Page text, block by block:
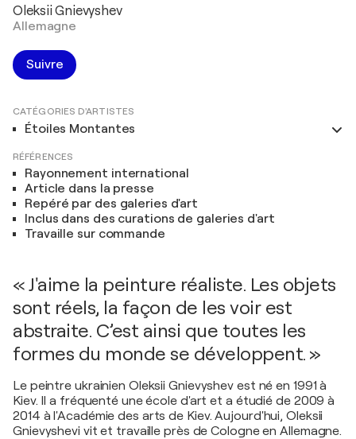
Oleksii Gnievyshev
Allemagne
Suivre
CATÉGORIES D'ARTISTES
Étoiles Montantes
RÉFÉRENCES
Rayonnement international
Article dans la presse
Repéré par des galeries d'art
Inclus dans des curations de galeries d'art
Travaille sur commande
« J'aime la peinture réaliste. Les objets
sont réels, la façon de les voir est
abstraite. C’est ainsi que toutes les
formes du monde se développent. »
Le peintre ukrainien Oleksii Gnievyshev est né en 1991 à
Kiev. Il a fréquenté une école d'art et a étudié de 2009 à
2014 à l'Académie des arts de Kiev. Aujourd'hui, Oleksii
Gnievyshevi vit et travaille près de Cologne en Allemagne.